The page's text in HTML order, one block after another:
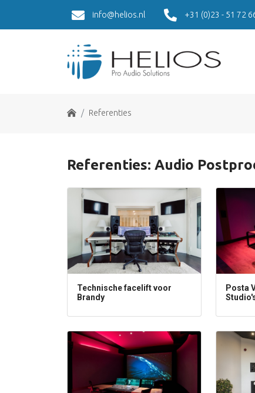
info@helios.nl +31 (0)23 - 51 72
Home Referenties
Referenties: Audio
Technische facelift voor
Brandy
Posta